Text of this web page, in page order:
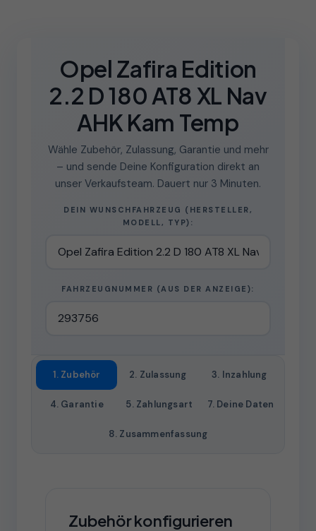
Opel Zafira Edition
2.2 D 180 AT8 XL Nav
AHK Kam Temp
Wähle Zubehör, Zulassung, Garantie und mehr
– und sende Deine Konfiguration direkt an
unser Verkaufsteam. Dauert nur 3 Minuten.
DEIN WUNSCHFAHRZEUG (HERSTELLER,
MODELL, TYP):
FAHRZEUGNUMMER (AUS DER ANZEIGE):
1. Zubehör 2. Zulassung 3. Inzahlung
4. Garantie 5. Zahlungsart 7. Deine Daten
8. Zusammenfassung
Zubehör konfigurieren